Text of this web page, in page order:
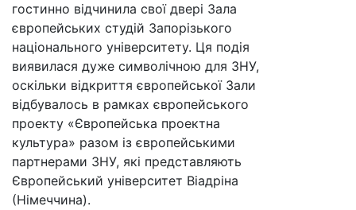
гостинно відчинила свої двері Зала
європейських студій Запорізького
національного університету. Ця подія
виявилася дуже символічною для ЗНУ,
оскільки відкриття європейської Зали
відбувалось в рамках європейського
проекту «Європейська проектна
культура» разом із європейськими
партнерами ЗНУ, які представляють
Європейський університет Віадріна
(Німеччина).